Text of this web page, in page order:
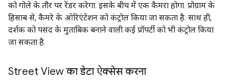
को गोले के तौर पर रेंडर करेगा. इसके बीच में एक कैमरा होगा. प्रोग्राम के
हिसाब से, कैमरे के ओरिएंटेशन को कंट्रोल किया जा सकता है. साथ ही,
दर्शक को पसंद के मुताबिक बनाने वाली कई प्रॉपर्टी को भी कंट्रोल किया
जा सकता है.
Street View का डेटा ऐक्सेस करना